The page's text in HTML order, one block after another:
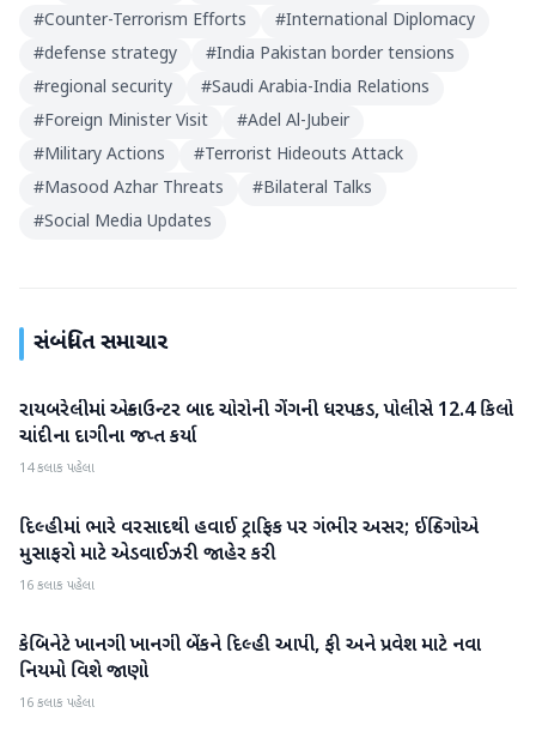
#Counter-Terrorism Efforts #International Diplomacy
#defense strategy #India Pakistan border tensions
#regional security #Saudi Arabia-India Relations
#Foreign Minister Visit #Adel Al-Jubeir
#Military Actions #Terrorist Hideouts Attack
#Masood Azhar Threats #Bilateral Talks
#Social Media Updates
સંબંધિત સમાચાર
રાષ્ટ્રીય
રાયબરેલીમાં એન્કાઉન્ટર બાદ ચોરોની ગેંગની ધરપકડ, પોલીસે 12.4 કિલો
ચાંદીના દાગીના જપ્ત કર્યા
14 કલાક પહેલા
રાષ્ટ્રીય
દિલ્હીમાં ભારે વરસાદથી હવાઈ ટ્રાફિક પર ગંભીર અસર; ઈન્ડિગોએ
મુસાફરો માટે એડવાઈઝરી જાહેર કરી
16 કલાક પહેલા
રાષ્ટ્રીય
કેબિનેટે ખાનગી ખાનગી બેંકને દિલ્હી આપી, ફી અને પ્રવેશ માટે નવા
નિયમો વિશે જાણો
16 કલાક પહેલા